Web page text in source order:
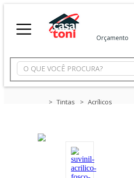
X
Minha Conta
Meus Favoritos
Departamentos
Orçamento
Tintas Acrílicos